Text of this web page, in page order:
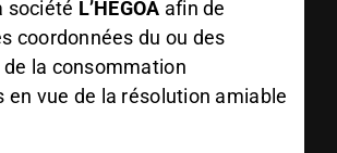
société L’HEGOA afin de
coordonnées du ou des
la consommation
en vue de la résolution amiable